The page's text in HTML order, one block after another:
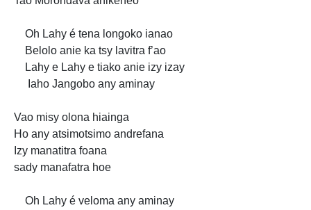
Oh Lahy é tena longoko ianao
Belolo anie ka tsy lavitra f’ao
Lahy e Lahy e tiako anie izy izay
Iaho Jangobo any aminay
Vao misy olona hiainga
Ho any atsimotsimo andrefana
Izy manatitra foana
sady manafatra hoe
Oh Lahy é veloma any aminay